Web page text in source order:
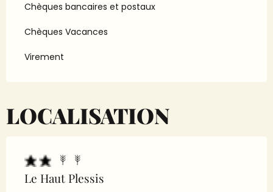
Chèques bancaires et postaux
Chèques Vacances
Virement
LOCALISATION
Le Haut Plessis